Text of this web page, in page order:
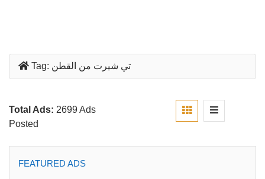
Tag: تي شيرت من القطن
Total Ads: 2699 Ads
Posted
FEATURED ADS